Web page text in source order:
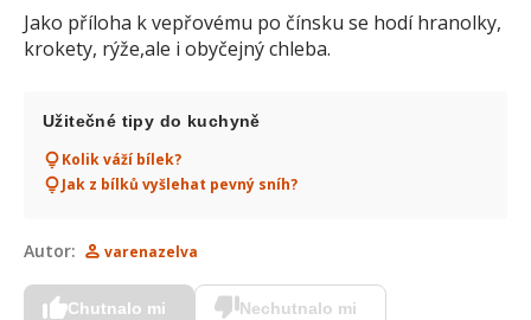
Jako příloha k vepřovému po čínsku se hodí hranolky,
krokety, rýže,ale i obyčejný chleba.
Užitečné tipy do kuchyně
Kolik váží bílek?
Jak z bílků vyšlehat pevný sníh?
Autor: varenazelva
Chutnalo mi Nechutnalo mi